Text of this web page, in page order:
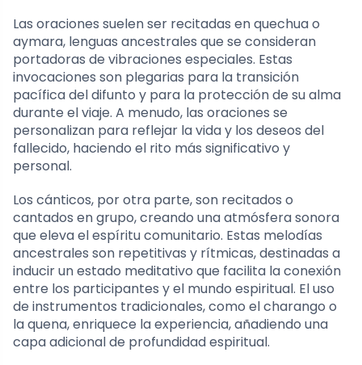
Las oraciones suelen ser recitadas en quechua o
aymara, lenguas ancestrales que se consideran
portadoras de vibraciones especiales. Estas
invocaciones son plegarias para la transición
pacífica del difunto y para la protección de su alma
durante el viaje. A menudo, las oraciones se
personalizan para reflejar la vida y los deseos del
fallecido, haciendo el rito más significativo y
personal.
Los cánticos, por otra parte, son recitados o
cantados en grupo, creando una atmósfera sonora
que eleva el espíritu comunitario. Estas melodías
ancestrales son repetitivas y rítmicas, destinadas a
inducir un estado meditativo que facilita la conexión
entre los participantes y el mundo espiritual. El uso
de instrumentos tradicionales, como el charango o
la quena, enriquece la experiencia, añadiendo una
capa adicional de profundidad espiritual.